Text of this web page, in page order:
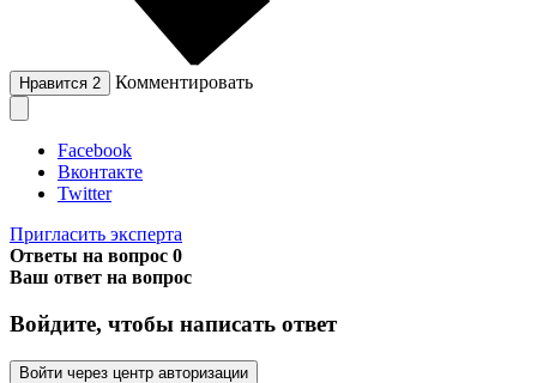
Нравится 2 Комментировать
Facebook
Вконтакте
Twitter
Пригласить эксперта
Ответы на вопрос 0
Ваш ответ на вопрос
Войдите, чтобы написать ответ
Войти через центр авторизации